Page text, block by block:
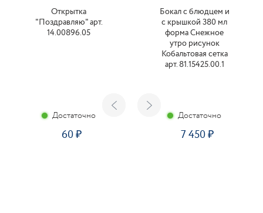
Открытка
"Поздравляю" арт.
14.00896.05
Достаточно
60
Бокал с блюдцем и
с крышкой 380 мл
форма Снежное
утро рисунок
Кобальтовая сетка
арт. 81.15425.00.1
Достаточно
7 450